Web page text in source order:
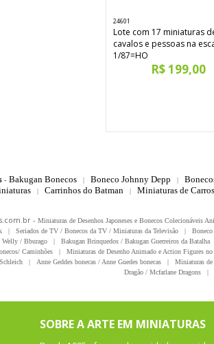
24601
Lote com 17 miniaturas
cavalos e pessoas na
1/87=HO
R$ 199,00
- Bakugan Bonecos | Boneco Johnny Depp |
| Carrinhos do Batman | Miniaturas de
- Miniaturas de Desenhos Japoneses e Bonecos Colecionáveis
| Seriados de TV / Bonecos da TV / Miniaturas da Televisão |
/ Bburago
| Bakugan Brinquedos / Bakugan Guerreiros da Batalha
Caminhões
|
Miniaturas de Desenho Animado e Action Figures
| Anne Geddes bonecas / Anne Guedes bonecas |
Miniaturas
Dragão / Mcfarlane Dragons
|
SOBRE A ARTE EM MINIATURAS